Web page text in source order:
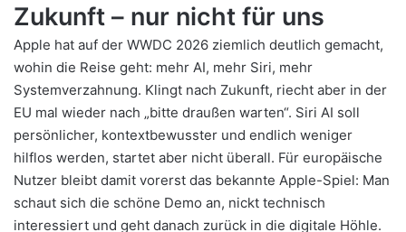
Zukunft – nur nicht für uns
Apple hat auf der WWDC 2026 ziemlich deutlich gemacht,
wohin die Reise geht: mehr AI, mehr Siri, mehr
Systemverzahnung. Klingt nach Zukunft, riecht aber in der
EU mal wieder nach „bitte draußen warten“. Siri AI soll
persönlicher, kontextbewusster und endlich weniger
hilflos werden, startet aber nicht überall. Für europäische
Nutzer bleibt damit vorerst das bekannte Apple-Spiel: Man
schaut sich die schöne Demo an, nickt technisch
interessiert und geht danach zurück in die digitale Höhle.